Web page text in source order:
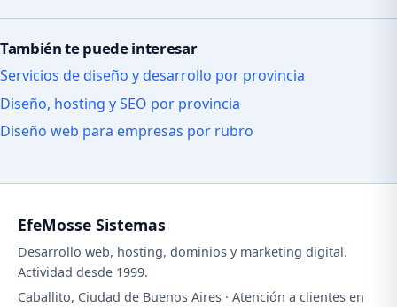
También te puede interesar
Servicios de diseño y desarrollo por provincia
Diseño, hosting y SEO por provincia
Diseño web para empresas por rubro
EfeMosse Sistemas
Desarrollo web, hosting, dominios y marketing digital.
Actividad desde 1999.
Caballito, Ciudad de Buenos Aires · Atención a clientes en